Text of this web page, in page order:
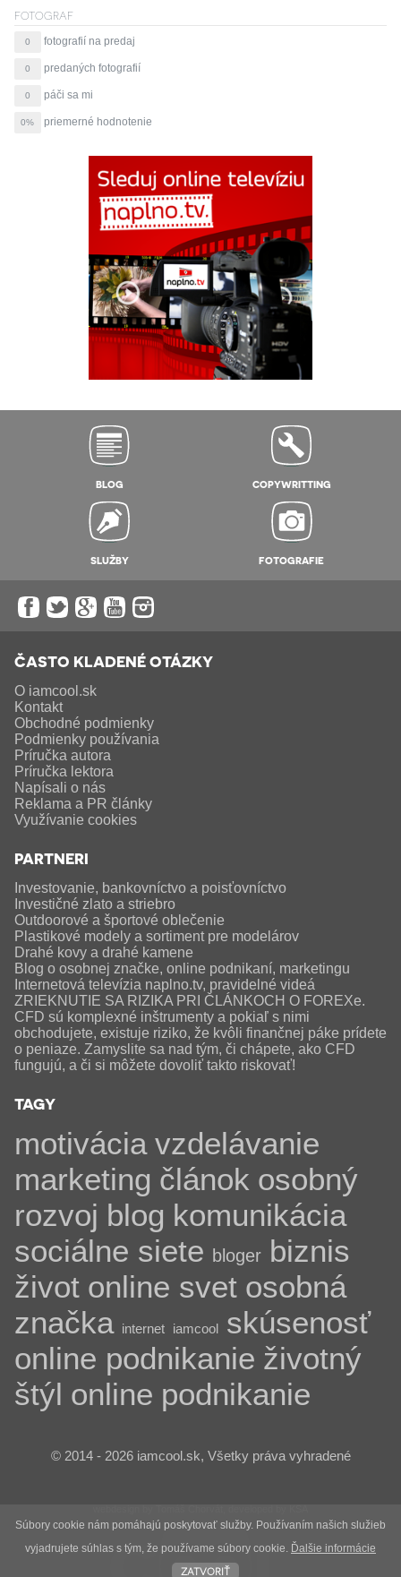
FOTOGRAF
0 fotografií na predaj
0 predaných fotografií
0 páči sa mi
0% priemerné hodnotenie
BLOG COPYWRITTING
SLUŽBY FOTOGRAFIE
ČASTO KLADENÉ OTÁZKY
O iamcool.sk
Kontakt
Obchodné podmienky
Podmienky používania
Príručka autora
Príručka lektora
Napísali o nás
Reklama a PR články
Využívanie cookies
PARTNERI
Investovanie, bankovníctvo a poisťovníctvo
Investičné zlato a striebro
Outdoorové a športové oblečenie
Plastikové modely a sortiment pre modelárov
Drahé kovy a drahé kamene
Blog o osobnej značke, online podnikaní, marketingu
Internetová televízia naplno.tv, pravidelné videá
ZRIEKNUTIE SA RIZIKA PRI ČLÁNKOCH O FOREXe.
CFD sú komplexné inštrumenty a pokiaľ s nimi
obchodujete, existuje riziko, že kvôli finančnej páke prídete
o peniaze. Zamyslite sa nad tým, či chápete, ako CFD
fungujú, a či si môžete dovoliť takto riskovať!
TAGY
motivácia vzdelávanie
marketing článok osobný
rozvoj blog komunikácia
sociálne siete bloger biznis
život online svet osobná
značka
internet iamcool
skúsenosť
online podnikanie životný
štýl online podnikanie
© 2014 - 2026 iamcool.sk, Všetky práva vyhradené
Súbory cookie nám pomáhajú poskytovať služby. Používaním našich služieb
vyjadrujete súhlas s tým, že používame súbory cookie. Ďalšie informácie
zatvoriť